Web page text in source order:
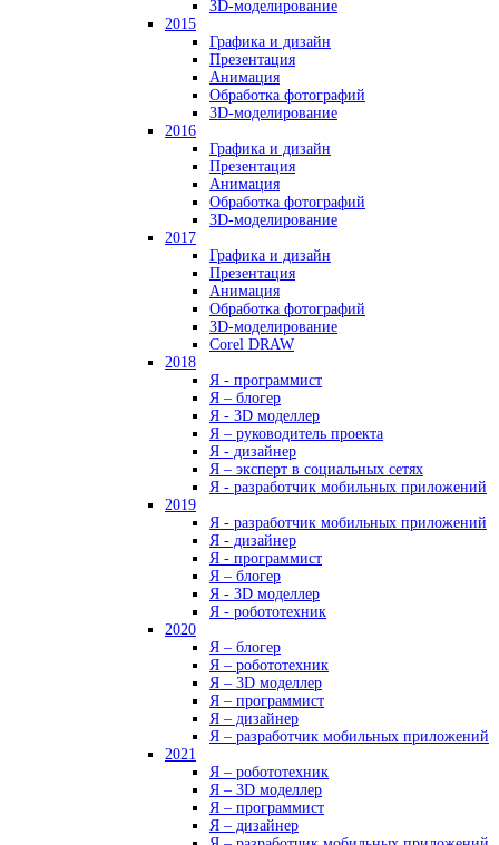
3D-моделирование
2015
Графика и дизайн
Презентация
Анимация
Обработка фотографий
3D-моделирование
2016
Графика и дизайн
Презентация
Анимация
Обработка фотографий
3D-моделирование
2017
Графика и дизайн
Презентация
Анимация
Обработка фотографий
3D-моделирование
Corel DRAW
2018
Я - программист
Я – блогер
Я - 3D моделлер
Я – руководитель проекта
Я - дизайнер
Я – эксперт в социальных сетях
Я - разработчик мобильных приложений
2019
Я - разработчик мобильных приложений
Я - дизайнер
Я - программист
Я – блогер
Я - 3D моделлер
Я - робототехник
2020
Я – блогер
Я – робототехник
Я – 3D моделлер
Я – программист
Я – дизайнер
Я – разработчик мобильных приложений
2021
Я – робототехник
Я – 3D моделлер
Я – программист
Я – дизайнер